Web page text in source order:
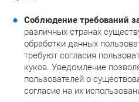
Соблюдение требований
различных странах
обработки данных
требуют согласия
куков. Уведомление
пользователей о
согласие на их